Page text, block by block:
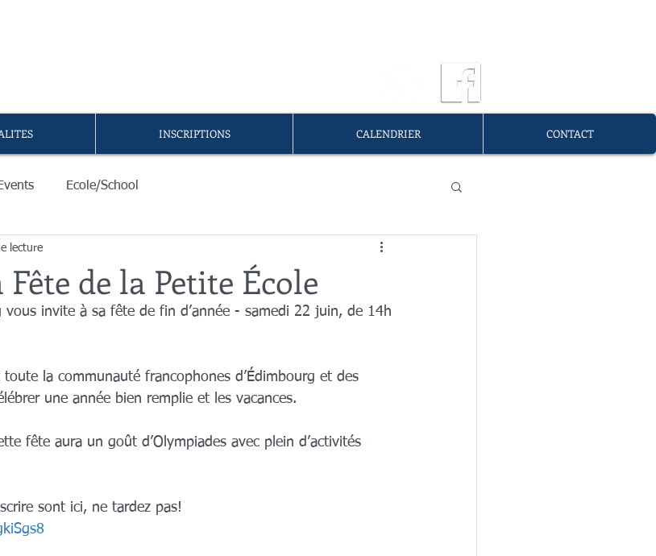
INSCRIPTIONS CALENDRIER CONTACT
Ecole/School
de la Petite École
lecture
la communauté francophones d’Édimbourg et des
une année bien remplie et les vacances.
fête aura un goût d’Olympiades avec plein d’activités
sont ici, ne tardez pas!